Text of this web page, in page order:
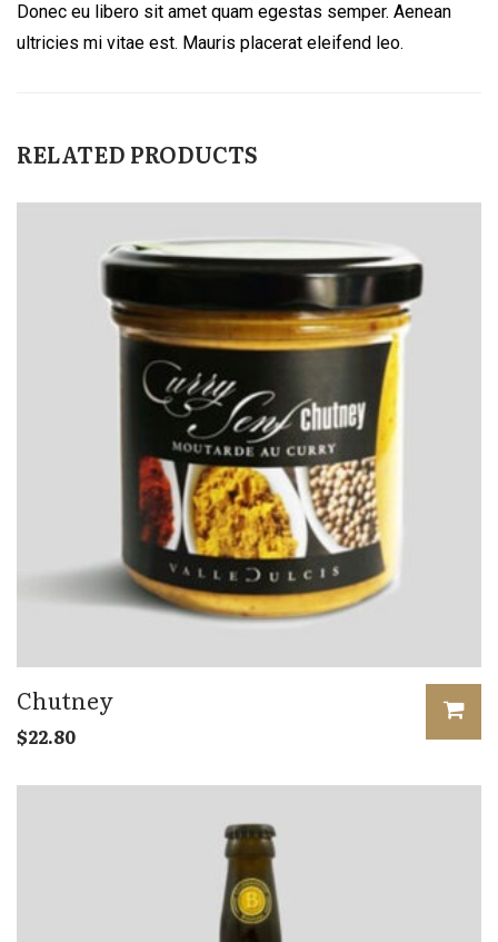
Donec eu libero sit amet quam egestas semper. Aenean
ultricies mi vitae est. Mauris placerat eleifend leo.
RELATED PRODUCTS
Chutney
$22.80